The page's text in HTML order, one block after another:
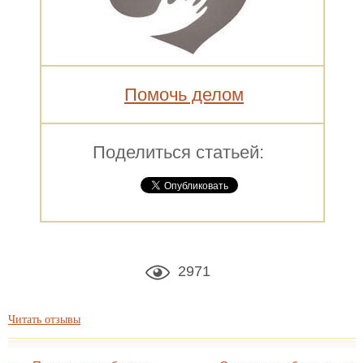
Помочь делом
Поделиться статьей:
2971
Читать отзывы